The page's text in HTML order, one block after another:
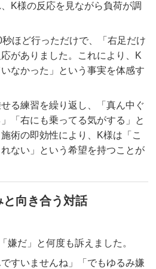
K様の反応を見ながら負荷が調
ほど行っただけで、「右足だけ
がありました。これにより、K
なかった」という事実を体感す
る練習を繰り返し、「真ん中ぐ
「右にも乗ってる気がする」と
術の即効性により、K様は「こ
ない」という希望を持つことが
向き合う対話
嫌だ」と何度も訴えました。
すいませんね」「でもゆるみ嫌